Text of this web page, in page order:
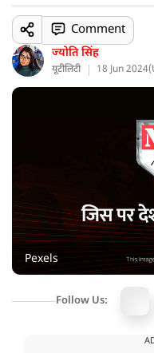
ज्योति सिंह
यूटीलिटी 18 Jun 2024(
Comment
Pexels
Follow Us: